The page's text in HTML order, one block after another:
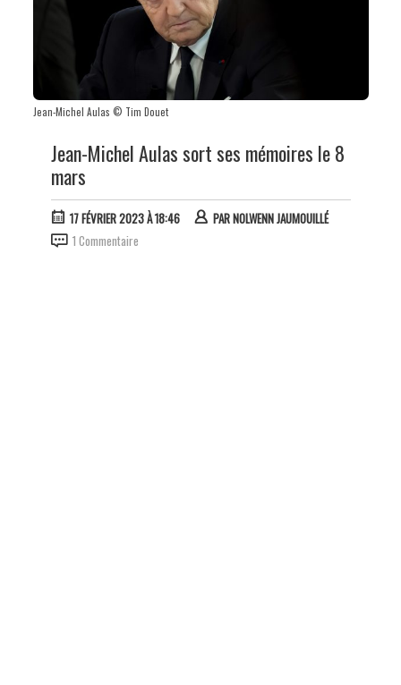
Jean-Michel Aulas © Tim Douet
Jean-Michel Aulas sort ses mémoires le 8
mars
17 FÉVRIER 2023 À 18:46 PARNOLWENN JAUMOUILLÉ
1 Commentaire